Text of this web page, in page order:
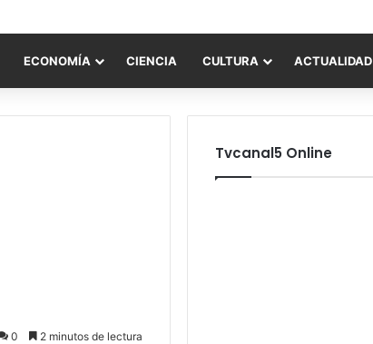
ECONOMÍA CIENCIA CULTURA ACTUALIDAD
0 2 minutos de lectura
Tvcanal5 Online